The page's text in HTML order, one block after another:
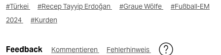
#Türkei #Recep Tayyip Erdoğan #Graue Wölfe
#Fußball-EM
2024
#Kurden
Feedback Kommentieren Fehlerhinweis